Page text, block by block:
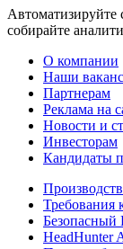
Автоматизируйте
собирайте
О компании
Наши
Партнерам
Реклама на
Новости и
Инвесторам
Кандидаты
Требования
Безопасный
HeadHunter